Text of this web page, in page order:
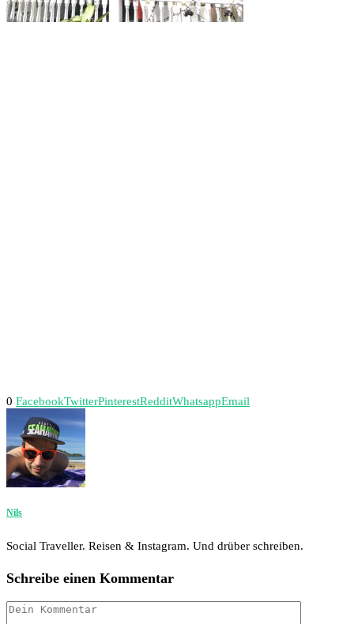
0 FacebookTwitterPinterestRedditWhatsappEmail
Nils
Social Traveller. Reisen & Instagram. Und drüber schreiben.
Schreibe einen Kommentar